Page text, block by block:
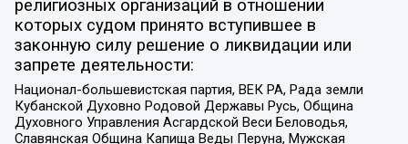
религиозных организаций в отношении
которых судом принято вступившее в
законную силу решение о ликвидации или
запрете деятельности:
Национал-большевистская партия, ВЕК РА, Рада земли
Кубанской Духовно Родовой Державы Русь, Община
Духовного Управления Асгардской Веси Беловодья,
Славянская Община Капища Веды Перуна, Мужская